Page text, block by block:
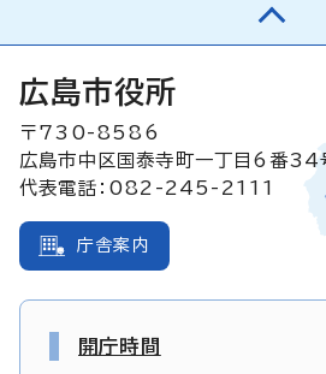
広島市役所
〒730-8586
広島市中区国泰寺町一丁目6番34
代表電話：082-245-2111
庁舎案内
開庁時間